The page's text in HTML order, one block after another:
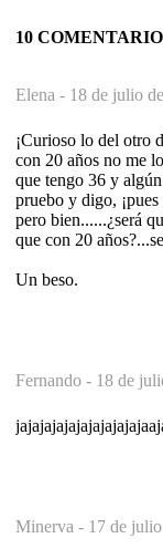
10
Elena - 18 de julio
¡Curioso lo del otro
con 20 años no me
que tengo 36 y
pruebo y digo,
pero bien......¿será
que con 20
Un beso.
Fernando - 18 de
Minerva - 17 de